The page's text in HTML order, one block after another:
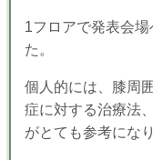
1フロアで発表会
た。
個人的には、膝周
症に対する治療法
がとても参考にな